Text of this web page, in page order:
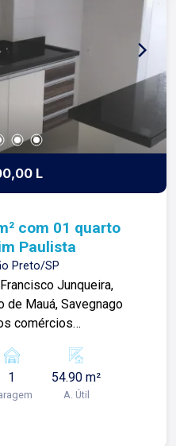
L
com 01 quarto
Paulista
Preto/SP
Junqueira,
de Mauá, Savegnago
comércios
de serviço; -01
Lago é
1 54.90 m²
A. Útil